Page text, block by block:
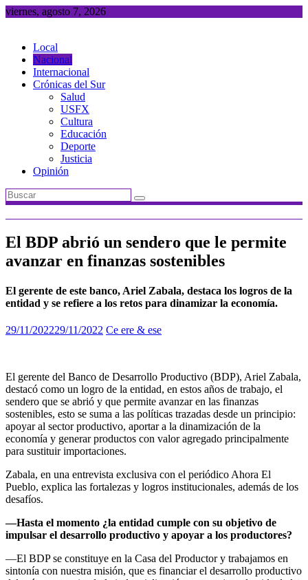
Saltar
viernes, agosto 7, 2026
Local
Nacional
Internacional
Crónicas del Sur
Salud
USFX
Cultura
Educación
Deporte
Justicia
Opinión
El BDP abrió un sendero que le permite
avanzar en finanzas sostenibles
El gerente de este banco, Ariel Zabala, destaca los logros de la
entidad y se refiere a los retos para dinamizar la economía.
29/11/202229/11/2022 Ce ere & ese
El gerente del Banco de Desarrollo Productivo (BDP), Ariel Zabala,
destacó como un logro de la entidad, en estos años de trabajo, el
sendero que se abrió y que permite avanzar en las finanzas
sostenibles, esto se suma a las políticas trazadas desde un principio:
apoyar al sector productivo, aportar a la dinamización de la
economía y generar productos con valor agregado principalmente
para sustituir importaciones.
Zabala, en una entrevista exclusiva con el periódico Ahora El
Pueblo, explica las fortalezas y logros institucionales, además de los
desafíos.
—Hasta el momento ¿la entidad cumple con su objetivo de
impulsar el desarrollo productivo y apoyar a los productores?
—El BDP se constituye en la Casa del Productor y trabajamos en
sintonía con nuestra misión, que es financiar el desarrollo productivo